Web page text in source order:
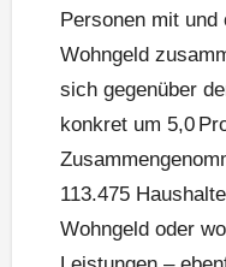
Personen mit
Wohngeld
sich gegenüber
konkret um 5,0
113.475
Wohngeld oder